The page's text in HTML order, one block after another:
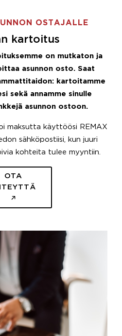
OSTAJALLE
kartoitus
on mutkaton ja
asunnon osto. Saat
kartoitamme
sekä annamme sinulle
asunnon ostoon.
maksutta käyttöösi REMAX
sähköpostiisi, kun juuri
kohteita tulee myyntiin.
OTA